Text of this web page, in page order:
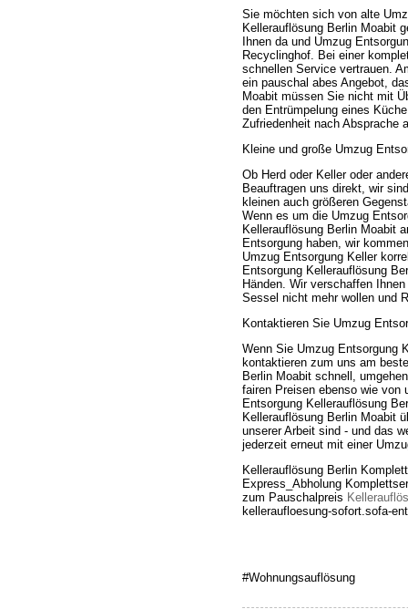
Sie möchten sich von alte
Kellerauflösung Berlin Moabit
Ihnen da und Umzug
Recyclinghof. Bei einer
schnellen Service vertrauen.
ein pauschal abes Angebot,
Moabit müssen Sie nicht mit
den Entrümpelung eines
Zufriedenheit nach Absprache
Kleine und große Umzug
Ob Herd oder Keller oder
Beauftragen uns direkt, wir
kleinen auch größeren
Wenn es um die Umzug
Kellerauflösung Berlin Moabit
Entsorgung haben, wir
Umzug Entsorgung Keller
Entsorgung Kellerauflösung
Händen. Wir verschaffen
Sessel nicht mehr wollen und
Kontaktieren Sie Umzug
Wenn Sie Umzug Entsorgung
kontaktieren zum uns am
Berlin Moabit schnell,
fairen Preisen ebenso wie von
Entsorgung Kellerauflösung
Kellerauflösung Berlin Moabit
unserer Arbeit sind - und das
jederzeit erneut mit einer
Kellerauflösung Berlin
Express_Abholung
zum Pauschalpreis
kelleraufloesung-sofort.sofa-
#Wohnungsauflösung